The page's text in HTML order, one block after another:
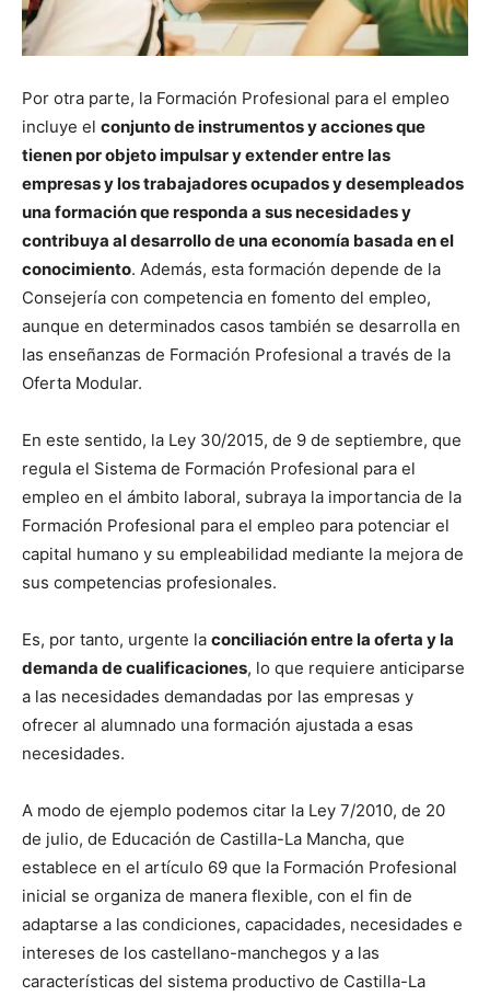
Por otra parte, la Formación Profesional para el empleo
incluye el conjunto de instrumentos y acciones que
tienen por objeto impulsar y extender entre las
empresas y los trabajadores ocupados y desempleados
una formación que responda a sus necesidades y
contribuya al desarrollo de una economía basada en el
conocimiento. Además, esta formación depende de la
Consejería con competencia en fomento del empleo,
aunque en determinados casos también se desarrolla en
las enseñanzas de Formación Profesional a través de la
Oferta Modular.
En este sentido, la Ley 30/2015, de 9 de septiembre, que
regula el Sistema de Formación Profesional para el
empleo en el ámbito laboral, subraya la importancia de la
Formación Profesional para el empleo para potenciar el
capital humano y su empleabilidad mediante la mejora de
sus competencias profesionales.
Es, por tanto, urgente la conciliación entre la oferta y la
demanda de cualificaciones, lo que requiere anticiparse
a las necesidades demandadas por las empresas y
ofrecer al alumnado una formación ajustada a esas
necesidades.
A modo de ejemplo podemos citar la Ley 7/2010, de 20
de julio, de Educación de Castilla-La Mancha, que
establece en el artículo 69 que la Formación Profesional
inicial se organiza de manera flexible, con el fin de
adaptarse a las condiciones, capacidades, necesidades e
intereses de los castellano-manchegos y a las
características del sistema productivo de Castilla-La